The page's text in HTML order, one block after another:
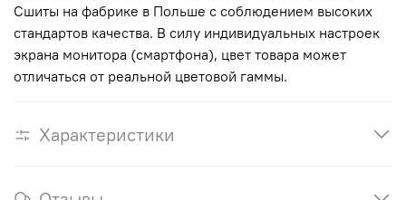
Сшиты на фабрике в Польше с соблюдением высоких
стандартов качества. В силу индивидуальных настроек
экрана монитора (смартфона), цвет товара может
отличаться от реальной цветовой гаммы.
Характеристики